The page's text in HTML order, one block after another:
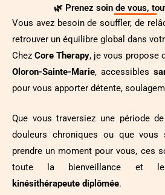
🌿 Prenez soin de vous,
Vous avez besoin de souffler, de
retrouver un équilibre global dans
ChezCore Therapy, je vous propose
Oloron-Sainte-Marie, accessibles
pour vous apporter détente,
Que vous traversiez une période
douleurs chroniques ou que vous
prendre un moment pour vous, ces
toute la bienveillance et le
kinésithérapeute diplômée.